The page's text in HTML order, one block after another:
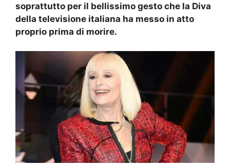
soprattutto per il bellissimo gesto che la Diva
della televisione italiana ha messo in atto
proprio prima di morire.